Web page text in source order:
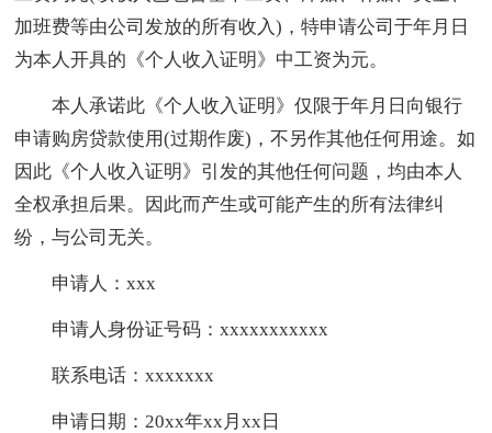
加班费等由公司发放的所有收入)，特申请公司于年月日
为本人开具的《个人收入证明》中工资为元。
本人承诺此《个人收入证明》仅限于年月日向银行
申请购房贷款使用(过期作废)，不另作其他任何用途。如
因此《个人收入证明》引发的其他任何问题，均由本人
全权承担后果。因此而产生或可能产生的所有法律纠
纷，与公司无关。
申请人：xxx
申请人身份证号码：xxxxxxxxxxx
联系电话：xxxxxxx
申请日期：20xx年xx月xx日